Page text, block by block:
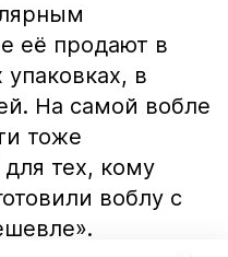
её продают в
в
На самой вобле
тоже
тех, кому
воблу с